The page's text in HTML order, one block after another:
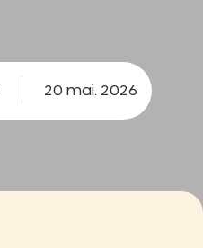
20 mai. 2026